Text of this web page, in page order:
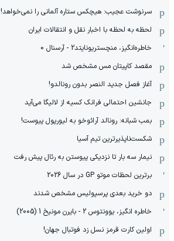
سرنوشت عجیب: هیچکس ستاره آلمانی را نمی‌خواهد!
لحظه به لحظه با اخبار نقل و انتقالات ایران
خاطره‌انگیز، منچستریونایتد2 - آرسنال 0
مقصد کاپیتان مس مشخص شد
آغاز فصل جدید النصر بدون رونالدو!
جانشین احتمالی فرانک کسیه از لالیگا می‌آید
بمب شبانه: رونالد آرائوخو به لیورپول پیوست!
شکست‌ناپذیرترین تیم آسیا
نیمار سه بار تا نزدیکی پیوستن به رئال پیش رفت
برترین لحظات موتو GP در سال 2026
دو خرید بعدی پرسپولیس مشخص شدند
خاطره انگیز، یوونتوس 2 - بایرن مونیخ 1 (2005)
اولین کارت قرمز نسل زد فوتبال جهان!